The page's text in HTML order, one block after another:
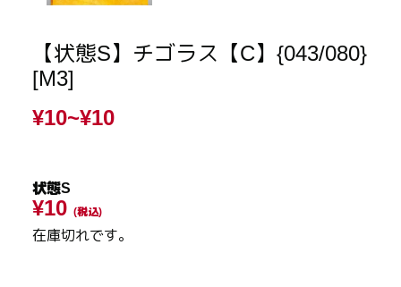
【状態S】チゴラス【C】{043/080}
[M3]
¥10~¥10
状態S
¥10 (税込)
在庫切れです。